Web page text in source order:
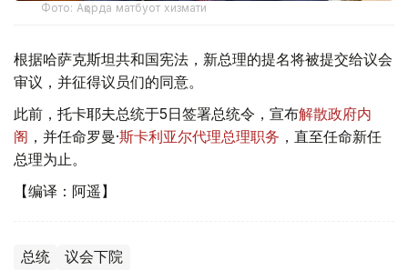
Фото: Ақорда матбуот хизмати
根据哈萨克斯坦共和国宪法，新总理的提名将被提交给议会
审议，并征得议员们的同意。
此前，托卡耶夫总统于5日签署总统令，宣布解散政府内
阁 ，并任命罗曼·斯卡利亚尔代理总理职务 ，直至任命新任
总理为止。
【编译：阿遥】
总统 议会下院